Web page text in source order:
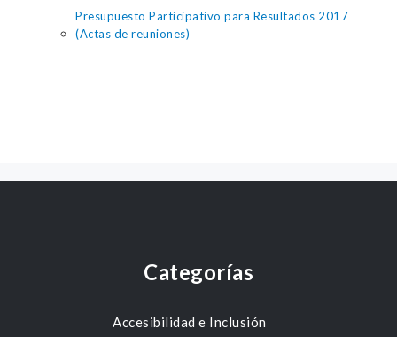
Presupuesto Participativo para Resultados 2017
(Actas de reuniones)
Categorías
Accesibilidad e Inclusión